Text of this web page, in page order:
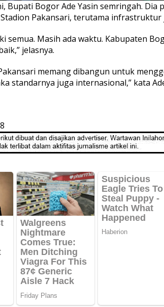
Bupati Bogor Ade Yasin semringah. Dia
Pakansari, terutama
semua. Masih ada waktu. Kabupaten
jelasnya.
memang dibangun untuk
standarnya juga internasional,” kata